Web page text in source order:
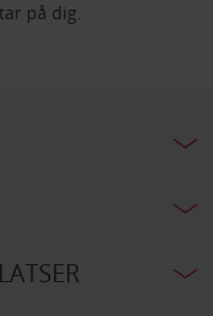
på dig.